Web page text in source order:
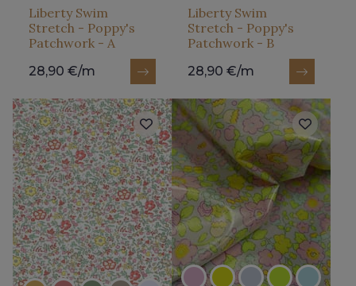
Liberty Swim
Stretch - Poppy's
Patchwork - A
28,90 €/m
Liberty Swim
Stretch - Poppy's
Patchwork - B
28,90 €/m